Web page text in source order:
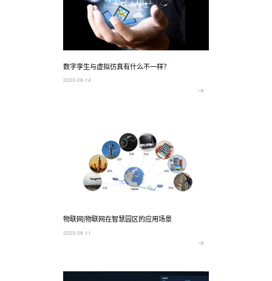
数字孪生与虚拟仿真有什么不一样？
2023-08-14
物联网|物联网在智慧园区的应用场景
2023-08-11